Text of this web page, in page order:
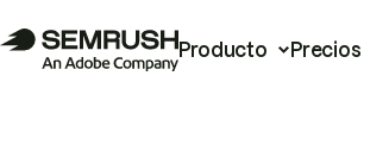
Producto Precios